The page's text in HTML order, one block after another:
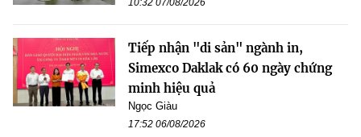
10:32 07/08/2026
Tiếp nhận "di sản" ngành in,
Simexco Daklak có 60 ngày chứng
minh hiệu quả
Ngọc Giàu
17:52 06/08/2026